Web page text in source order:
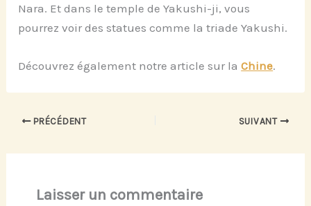
Nara. Et dans le temple de Yakushi-ji, vous
pourrez voir des statues comme la triade Yakushi.
Découvrez également notre article sur laChine.
PRÉCÉDENT SUIVANT
Laisser un commentaire